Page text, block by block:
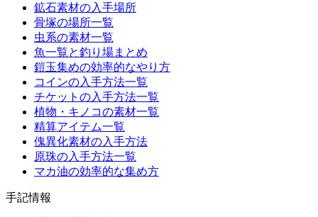
鉱石素材の入手場所
骨塚の場所一覧
虫系の素材一覧
魚一覧と釣り場まとめ
鎧玉集めの効率的なやり方
コインの入手方法一覧
チケットの入手方法一覧
植物・キノコの素材一覧
精算アイテム一覧
傀異化素材の入手方法
原珠の入手方法一覧
マカ油の効率的な集め方
手記情報